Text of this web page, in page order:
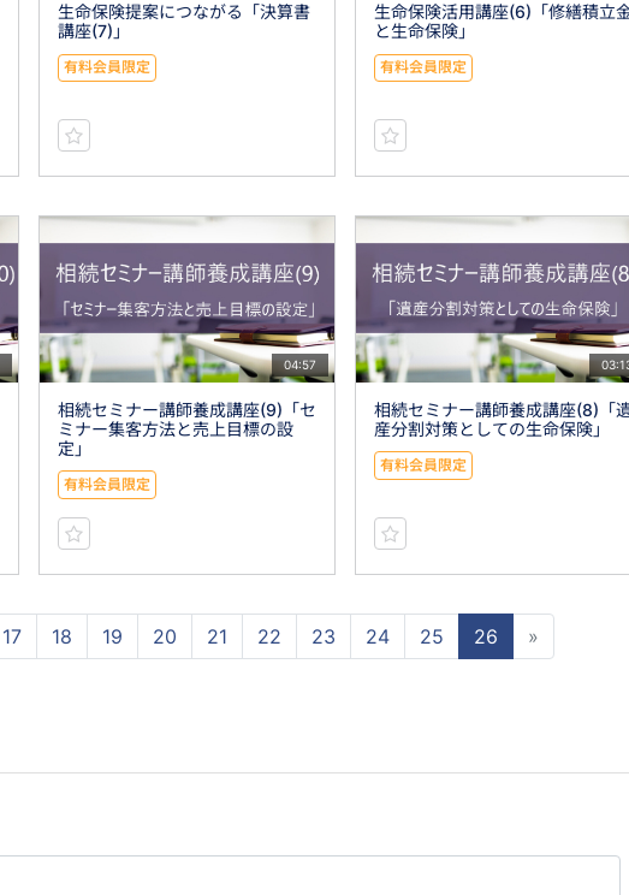
生命保険提案につながる「決算書
講座(7)」
有料会員限定
生命保険活用講座(6)「修繕積立
と生命保険」
有料会員限定
04:57
相続セミナー講師養成講座(9)「セ
ミナー集客方法と売上目標の設
定」
有料会員限定
相続セミナー講師養成講座(8)「
産分割対策としての生命保険」
有料会員限定
17 18 19 20 21 22 23 24 25 26 »